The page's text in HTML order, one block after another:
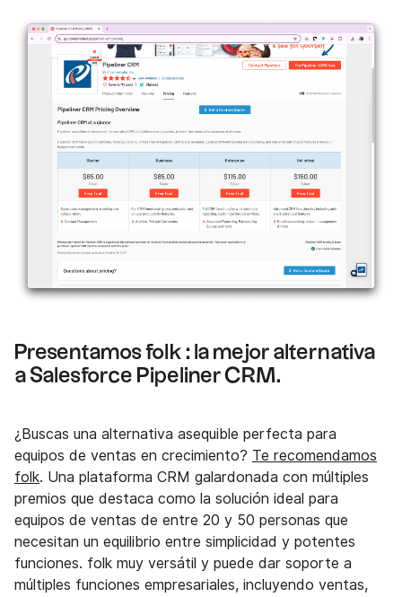
Presentamos folk : la mejor alternativa
a Salesforce Pipeliner CRM.
¿Buscas una alternativa asequible perfecta para
equipos de ventas en crecimiento? Te recomendamos
folk. Una plataforma CRM galardonada con múltiples
premios que destaca como la solución ideal para
equipos de ventas de entre 20 y 50 personas que
necesitan un equilibrio entre simplicidad y potentes
funciones. folk muy versátil y puede dar soporte a
múltiples funciones empresariales, incluyendo ventas,